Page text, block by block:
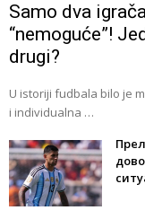
Samo dva
“nemoguće”!
drugi?
U istoriji fudbala bilo je
i individualna …